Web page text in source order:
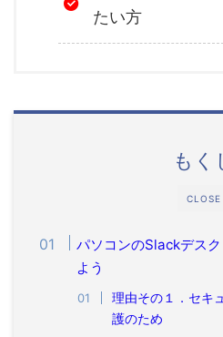
たい方
CLOSE
もく
パソコンのSlackデス
よう
理由その１．セキ
護のため